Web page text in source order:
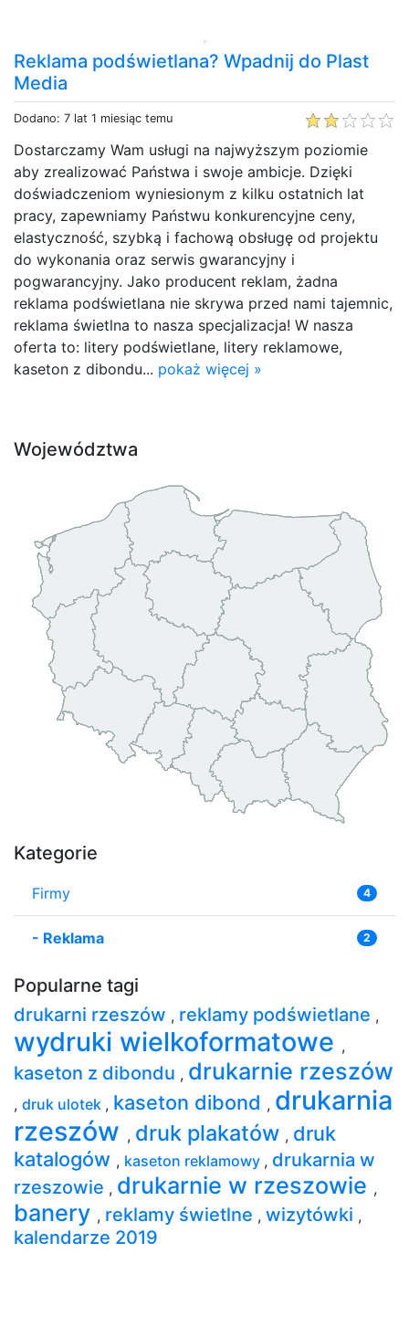
Reklama podświetlana? Wpadnij do Plast
Media
Dodano: 7 lat 1 miesiąc temu
Dostarczamy Wam usługi na najwyższym poziomie
aby zrealizować Państwa i swoje ambicje. Dzięki
doświadczeniom wyniesionym z kilku ostatnich lat
pracy, zapewniamy Państwu konkurencyjne ceny,
elastyczność, szybką i fachową obsługę od projektu
do wykonania oraz serwis gwarancyjny i
pogwarancyjny. Jako producent reklam, żadna
reklama podświetlana nie skrywa przed nami tajemnic,
reklama świetlna to nasza specjalizacja! W nasza
oferta to: litery podświetlane, litery reklamowe,
kaseton z dibondu... pokaż więcej »
Województwa
Kategorie
Firmy 4
- Reklama 2
Popularne tagi
drukarni rzeszów , reklamy podświetlane ,
wydruki wielkoformatowe ,
kaseton z dibondu , drukarnie rzeszów
, druk ulotek , kaseton dibond , drukarnia
rzeszów , druk plakatów , druk
katalogów , kaseton reklamowy , drukarnia w
rzeszowie , drukarnie w rzeszowie ,
banery , reklamy świetlne , wizytówki ,
kalendarze 2019